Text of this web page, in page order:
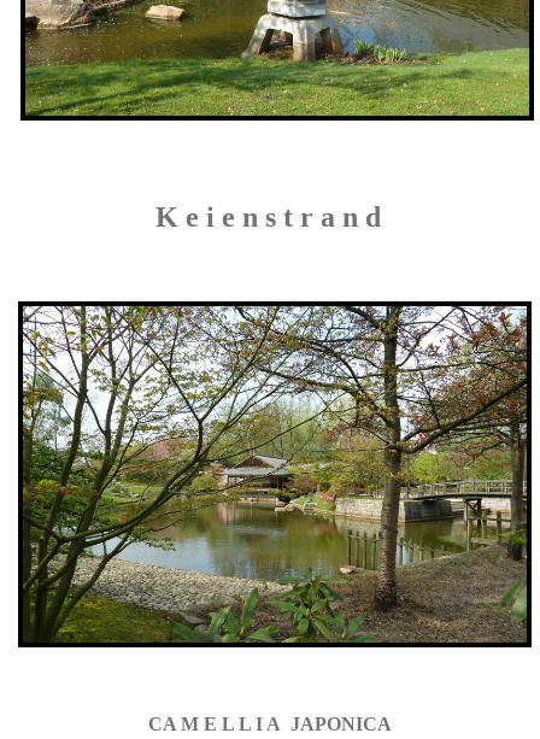
K e i e n s t r a n d
CA M E L L I A JAPONICA